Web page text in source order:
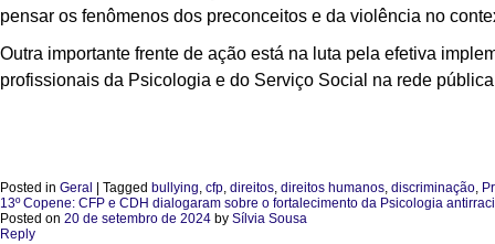
pensar os fenômenos dos preconceitos e da violência no
Outra importante frente de ação está na luta pela efetiva
profissionais da Psicologia e do Serviço Social na rede
Posted in Geral Tagged bullying, cfp, direitos, direitos humanos, discriminação,
13º Copene: CFP e CDH dialogaram sobre o fortalecimento da Psicologia
Posted on 20 de setembro de 2024 by Sílvia Sousa
Reply